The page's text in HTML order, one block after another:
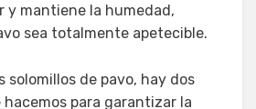
y mantiene la humedad,
sea totalmente apetecible.
solomillos de pavo, hay dos
hacemos para garantizar la